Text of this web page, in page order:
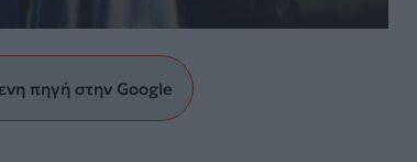
πηγή στην Google